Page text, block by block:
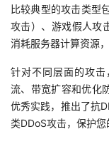
我
的
课
程
我
的
认
我
的
我
的
技
术
支
我
的
云
声
比较典型的攻击类型
攻击）、游戏假人攻
消耗服务器计算资源
针对不同层面的攻
流、带宽扩容和优化
优秀实践，推出了抗
类DDoS攻击，保护您